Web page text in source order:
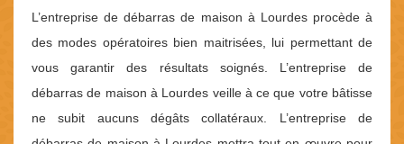
L’entreprise de débarras de maison à Lourdes procède à
des modes opératoires bien maitrisées, lui permettant de
vous garantir des résultats soignés. L’entreprise de
débarras de maison à Lourdes veille à ce que votre bâtisse
ne subit aucuns dégâts collatéraux. L’entreprise de